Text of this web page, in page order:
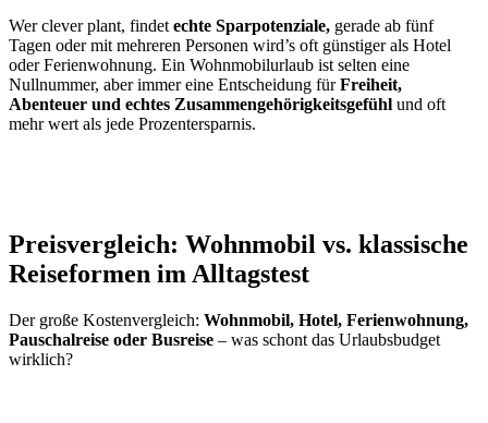
Wer clever plant, findet echte Sparpotenziale, gerade ab fünf
Tagen oder mit mehreren Personen wird’s oft günstiger als Hotel
oder Ferienwohnung. Ein Wohnmobilurlaub ist selten eine
Nullnummer, aber immer eine Entscheidung fürFreiheit,
Abenteuer und echtes Zusammengehörigkeitsgefühl und oft
mehr wert als jede Prozentersparnis.
Preisvergleich: Wohnmobil vs. klassische
Reiseformen im Alltagstest
Der große Kostenvergleich: Wohnmobil, Hotel, Ferienwohnung,
Pauschalreise oder Busreise – was schont das Urlaubsbudget
wirklich?